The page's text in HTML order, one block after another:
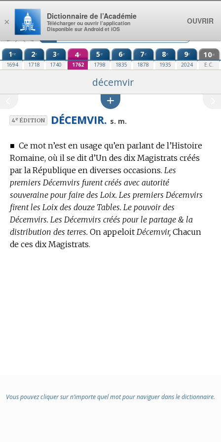
Aller au contenu
1re
1694
2e
1718
3e
1740
4e
1762
5e
1798
6e
1835
7e
1878
8e
1935
9e
2024
10e
E.C.
décemvir
4eÉDITION DÉCEMVIR. s. m.
■ Ce mot n’est en usage qu’en parlant de l’Histoire
Romaine, où il se dit d’Un des dix Magistrats créés
par la République en diverses occasions. Les
premiers Décemvirs furent créés avec autorité
souveraine pour faire des Loix. Les premiers Décemvirs
firent les Loix des douze Tables. Le pouvoir des
Décemvirs. Les Décemvirs créés pour le partage & la
distribution des terres. On appeloit Décemvir, Chacun
de ces dix Magistrats.
Vous pouvez cliquer sur n’importe quel mot pour naviguer dans le dictionnaire.
×
Dictionnaire de l’Académie
Télécharger ou ouvrir l’application
Disponible sur Android et iOS
OUVRIR